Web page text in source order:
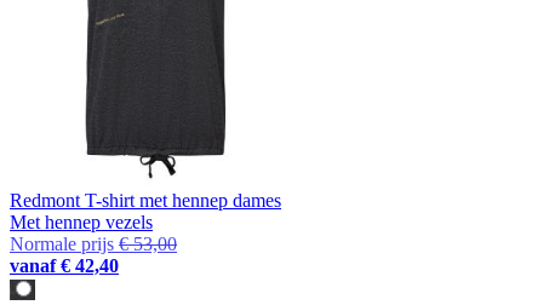
Redmont T-shirt met hennep dames
Met hennep vezels
Normale prijs € 53,00
vanaf € 42,40